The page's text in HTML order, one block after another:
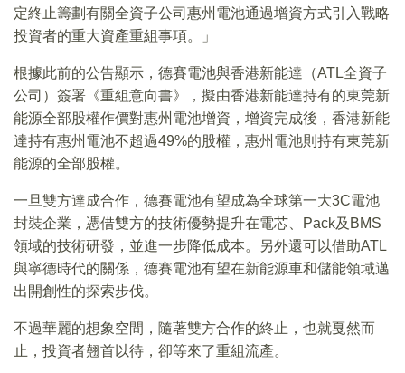
定終止籌劃有關全資子公司惠州電池通過增資方式引入戰略
投資者的重大資產重組事項。」
根據此前的公告顯示，德賽電池與香港新能達（ATL全資子
公司）簽署《重組意向書》，擬由香港新能達持有的東莞新
能源全部股權作價對惠州電池增資，增資完成後，香港新能
達持有惠州電池不超過49%的股權，惠州電池則持有東莞新
能源的全部股權。
一旦雙方達成合作，德賽電池有望成為全球第一大3C電池
封裝企業，憑借雙方的技術優勢提升在電芯、Pack及BMS
領域的技術研發，並進一步降低成本。另外還可以借助ATL
與寧德時代的關係，德賽電池有望在新能源車和儲能領域邁
出開創性的探索步伐。
不過華麗的想象空間，隨著雙方合作的終止，也就戛然而
止，投資者翹首以待，卻等來了重組流產。